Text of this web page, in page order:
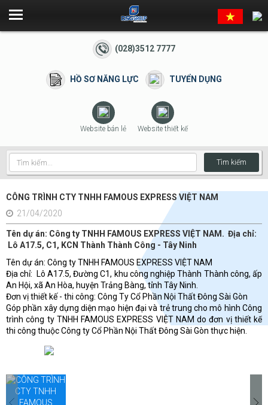
(028)3512 7777
HỒ SƠ NĂNG LỰC TUYỂN DỤNG
Website bán lẻ Website thiết kế
Tìm kiếm
CÔNG TRÌNH CTY TNHH FAMOUS EXPRESS VIỆT NAM
21/04/2020
Tên dự án: Công ty TNHH FAMOUS EXPRESS VIỆT NAM. Địa chỉ:
Lô A17.5, C1, KCN Thành Thành Công - Tây Ninh
Tên dự án: Công ty TNHH FAMOUS EXPRESS VIỆT NAM
Địa chỉ: Lô A17.5, Đường C1, khu công nghiệp Thành Thành công, ấp
An Hội, xã An Hòa, huyện Trảng Bàng, tỉnh Tây Ninh.
Đơn vị thiết kế - thi công: Công Ty Cổ Phần Nội Thất Đông Sài Gòn
Góp phần xây dựng diện mạo hiện đại và trẻ trung cho mô hình Công
trình công ty TNHH FAMOUS EXPRESS VIỆT NAM do đơn vị thiết kế
thi công thuộc Công ty Cổ Phần Nội Thất Đông Sài Gòn thực hiện.